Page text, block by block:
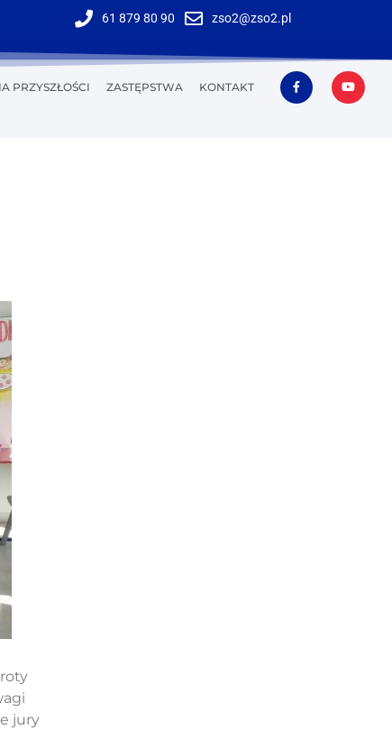
61 879 80 90 zso2@zso2.pl
PRZYSZŁOŚCI ZASTĘPSTWA KONTAKT
jury